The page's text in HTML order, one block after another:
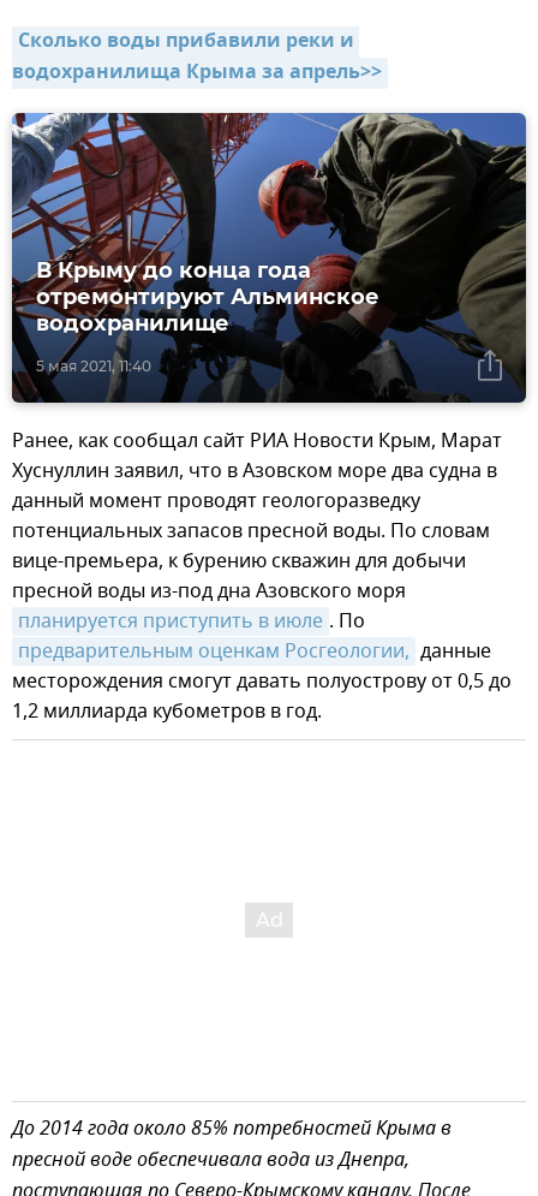
Сколько воды прибавили реки и
водохранилища Крыма за апрель>>
5 мая 2021, 11:40
В Крыму до конца года
отремонтируют Альминское
водохранилище
Ранее, как сообщал сайт РИА Новости Крым, Марат
Хуснуллин заявил, что в Азовском море два судна в
данный момент проводят геологоразведку
потенциальных запасов пресной воды. По словам
вице-премьера, к бурению скважин для добычи
пресной воды из-под дна Азовского моря
планируется приступить в июле . По
предварительным оценкам Росгеологии, данные
месторождения смогут давать полуострову от 0,5 до
1,2 миллиарда кубометров в год.
До 2014 года около 85% потребностей Крыма в
пресной воде обеспечивала вода из Днепра,